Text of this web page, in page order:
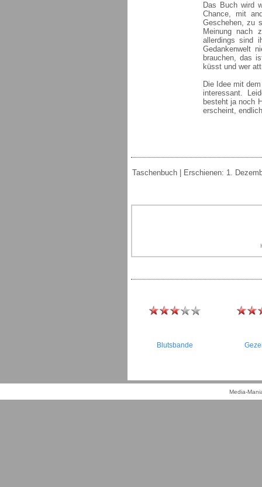
Das Buch wird
Chance, mit
Geschehen, zu
Meinung nach
allerdings sind
Gedankenwelt
brauchen, das
küsst und wer
Die Idee mit
interessant.
besteht ja noch
erscheint,
Taschenbuch | Erschienen: 1.
Blutsbande
Media-